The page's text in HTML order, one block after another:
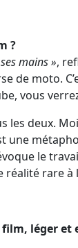
?
mains »,
de moto.
vous
les deux.
le
rare à
léger et